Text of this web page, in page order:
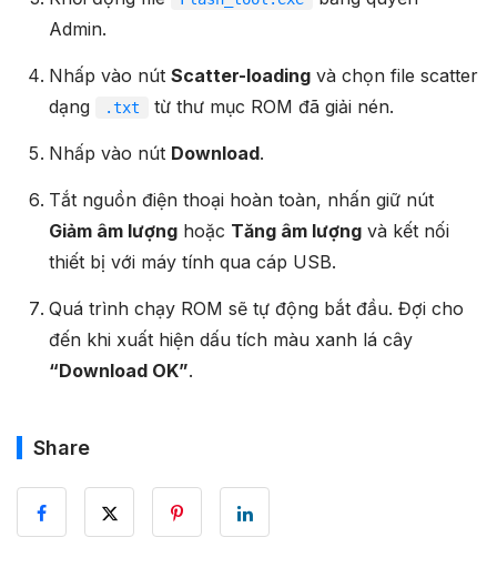
Admin.
Nhấp vào nút Scatter-loadingvà chọn file scatter
dạng
.txt từ thư mục ROM đã giải nén.
Nhấp vào nút Download.
Tắt nguồn điện thoại hoàn toàn, nhấn giữ nút
Giảm âm lượnghoặc Tăng âm lượngvà kết nối
thiết bị với máy tính qua cáp USB.
Quá trình chạy ROM sẽ tự động bắt đầu. Đợi cho
đến khi xuất hiện dấu tích màu xanh lá cây
“Download OK”.
Share